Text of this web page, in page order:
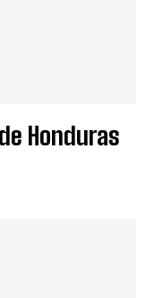
Honduras